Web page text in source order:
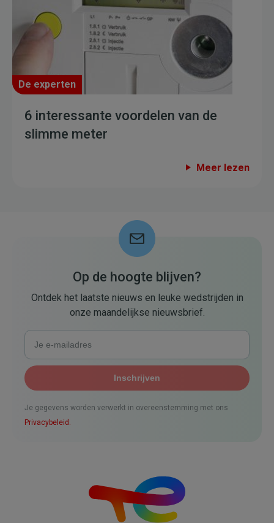
De experten
6 interessante voordelen van de
slimme meter
Meer lezen
Op de hoogte blijven?
Ontdek het laatste nieuws en leuke wedstrijden in
onze maandelijkse nieuwsbrief.
Je gegevens worden verwerkt in overeenstemming met ons
Privacybeleid.